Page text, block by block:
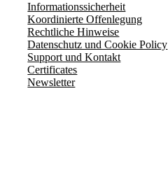
Informationssicherheit
Koordinierte Offenlegung
Rechtliche Hinweise
Datenschutz und Cookie Policy
Support und Kontakt
Certificates
Newsletter